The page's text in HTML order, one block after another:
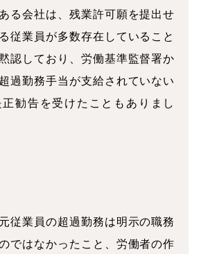
る会社は、残業許可願を提出せ
従業員が多数存在していること
認しており、労働基準監督署か
過勤務手当が支給されていない
勧告を受けたこともありまし
従業員の超過勤務は明示の職務
ではなかったこと、労働者の作